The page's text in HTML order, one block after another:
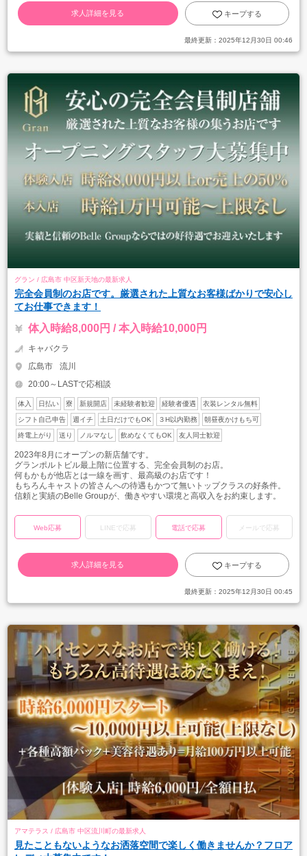
求人詳細を見る キープする
最終更新： 2025年12月30日 00:46
グラン / 広島市 中区新天地の最新求人
完全会員制のお店です。厳選された上質なお客様ばかりで安心し
てお仕事できます！
体入時給8,000円 / 本入時給10,000円
キャバクラ
広島市
流川
20:00～LASTで応相談
体入 日払い 寮 新規開店 未経験者歓迎 経験者優遇 衣装レンタル無料
シフト自己申告 週イチ 土日だけでもOK ３H以内勤務 朝昼夜かけもち可
終電上がり 送り ノルマなし 飲めなくてもOK 友人同士歓迎
2023年8月にオープンの新店舗です。
グランポルトビル最上階に位置する、完全会員制のお店。
何もかもが他店とは一線を画す、最高級のお店です！
もちろんキャストの皆さんへの待遇もかつて無いトップクラスの好条件。
信頼と実績のBelle Groupが、働きやすい環境と高収入をお約束します。
Web応募 LINEで応募 電話で応募 メールで応募
求人詳細を見る キープする
最終更新： 2025年12月30日 00:45
アマテラス / 広島市 中区流川町の最新求人
見たこともないようなお洒落空間で楽しく働きませんか？フロア